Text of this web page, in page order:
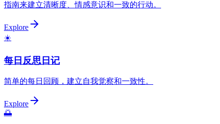
指南来建立清晰度、情感意识和一致的行动。
Explore
☀️
每日反思日记
简单的每日回顾，建立自我觉察和一致性。
Explore
🌅